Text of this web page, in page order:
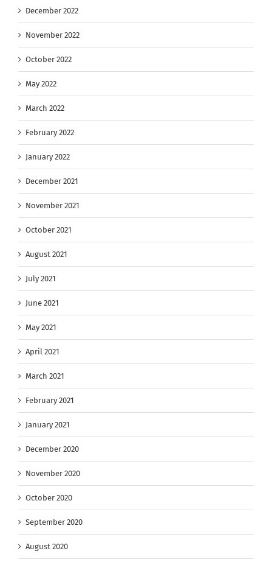
December 2022
November 2022
October 2022
May 2022
March 2022
February 2022
January 2022
December 2021
November 2021
October 2021
August 2021
July 2021
June 2021
May 2021
April 2021
March 2021
February 2021
January 2021
December 2020
November 2020
October 2020
September 2020
August 2020